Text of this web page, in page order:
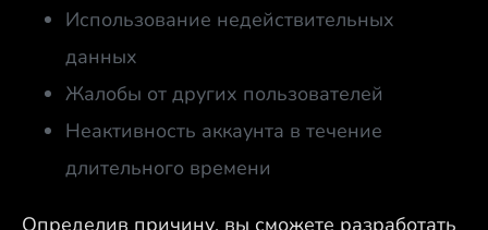
Использование недействительных
данных
Жалобы от других пользователей
Неактивность аккаунта в течение
длительного времени
Определив причину, вы сможете разработать